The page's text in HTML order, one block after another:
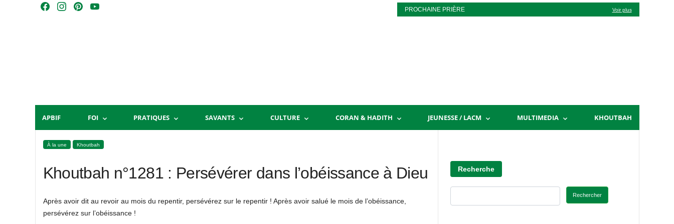
Skip
m
t
Y
PROCHAINE PRIÈRE Voir plus
APBIF FOI PRATIQUES SAVANTS CULTURE CORAN & HADITH JEUNESSE / LACM MULTIMEDIA KHOUTBAH
À la une Khoutbah
Khoutbah n°1281 : Persévérer dans l’obéissance à Dieu
Après avoir dit au revoir au mois du repentir, persévérez sur le repentir ! Après avoir salué le mois de l’obéissance,
persévérez sur l’obéissance !
Recherche
Rechercher